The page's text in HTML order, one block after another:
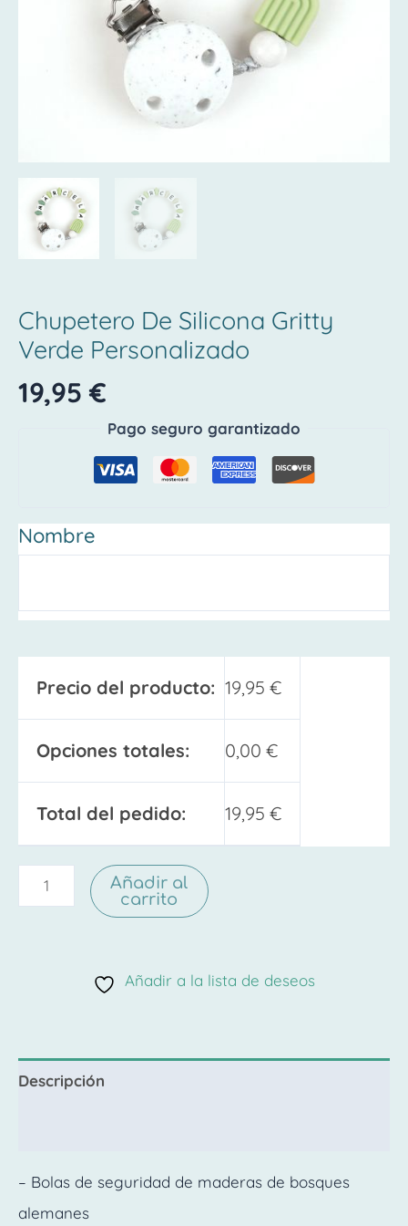
Chupetero De Silicona Gritty
Verde Personalizado
19,95€
Pago seguro garantizado
Nombre
Precio del producto: 19,95 €
Opciones totales: 0,00 €
Total del pedido: 19,95 €
Añadir al
carrito
Añadir a la lista de deseos
Descripción
– Bolas de seguridad de maderas de bosques
alemanes